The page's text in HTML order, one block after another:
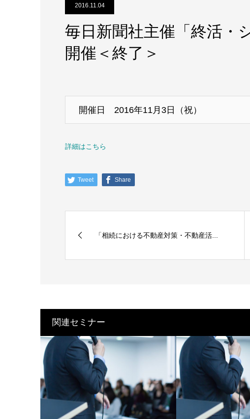
2016.11.04
毎日新聞社主催「終活・
開催＜終了＞
開催日 2016年11月3日（祝）
詳細はこちら
Tweet Share
「相続における不動産対策・不動産活...
関連セミナー